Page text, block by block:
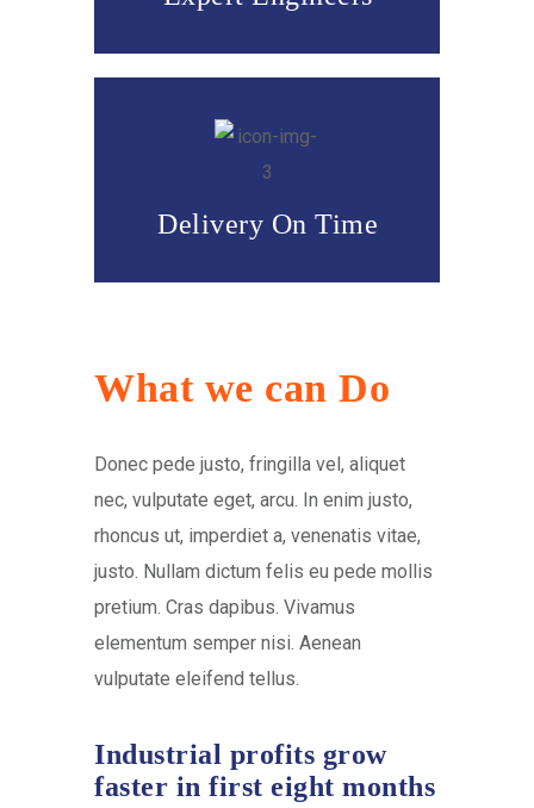
Delivery On Time
What we can Do
Donec pede justo, fringilla vel, aliquet
nec, vulputate eget, arcu. In enim justo,
rhoncus ut, imperdiet a, venenatis vitae,
justo. Nullam dictum felis eu pede mollis
pretium. Cras dapibus. Vivamus
elementum semper nisi. Aenean
vulputate eleifend tellus.
Industrial profits grow
faster in first eight months